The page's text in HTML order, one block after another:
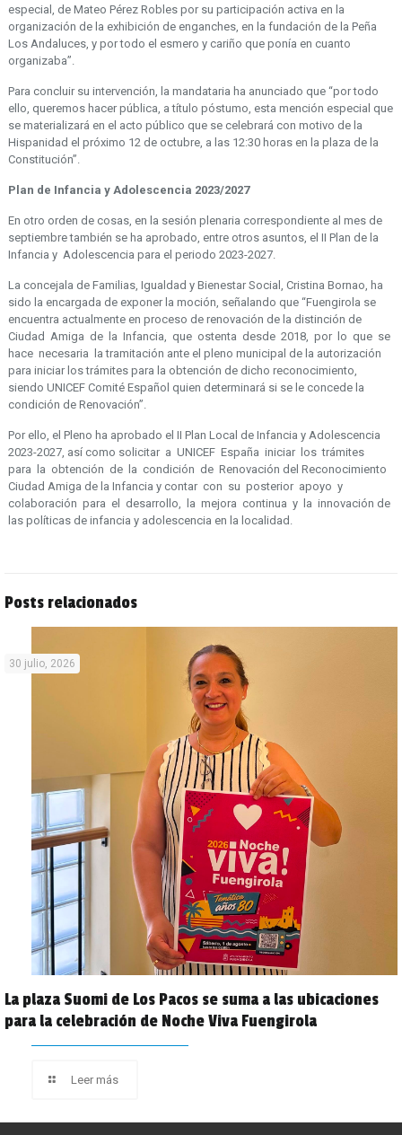
especial, de Mateo Pérez Robles por su participación activa en la
organización de la exhibición de enganches, en la fundación de la Peña
Los Andaluces, y por todo el esmero y cariño que ponía en cuanto
organizaba”.
Para concluir su intervención, la mandataria ha anunciado que “por todo
ello, queremos hacer pública, a título póstumo, esta mención especial que
se materializará en el acto público que se celebrará con motivo de la
Hispanidad el próximo 12 de octubre, a las 12:30 horas en la plaza de la
Constitución”.
Plan de Infancia y Adolescencia 2023/2027
En otro orden de cosas, en la sesión plenaria correspondiente al mes de
septiembre también se ha aprobado, entre otros asuntos, el II Plan de la
Infancia y Adolescencia para el periodo 2023-2027.
La concejala de Familias, Igualdad y Bienestar Social, Cristina Bornao, ha
sido la encargada de exponer la moción, señalando que “Fuengirola se
encuentra actualmente en proceso de renovación de la distinción de
Ciudad Amiga de la Infancia, que ostenta desde 2018, por lo que se
hace necesaria la tramitación ante el pleno municipal de la autorización
para iniciar los trámites para la obtención de dicho reconocimiento,
siendo UNICEF Comité Español quien determinará si se le concede la
condición de Renovación”.
Por ello, el Pleno ha aprobado el II Plan Local de Infancia y Adolescencia
2023-2027, así como solicitar a UNICEF España iniciar los trámites
para la obtención de la condición de Renovación del Reconocimiento
Ciudad Amiga de la Infancia y contar con su posterior apoyo y
colaboración para el desarrollo, la mejora continua y la innovación de
las políticas de infancia y adolescencia en la localidad.
Posts relacionados
30 julio, 2026
La plaza Suomi de Los Pacos se suma a las ubicaciones
para la celebración de Noche Viva Fuengirola
Leer más